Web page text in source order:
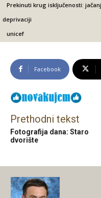
Prekinuti krug isključenosti:
deprivaciji
unicef
Facebook
Prethodni tekst
Fotografija dana: Staro
dvorište